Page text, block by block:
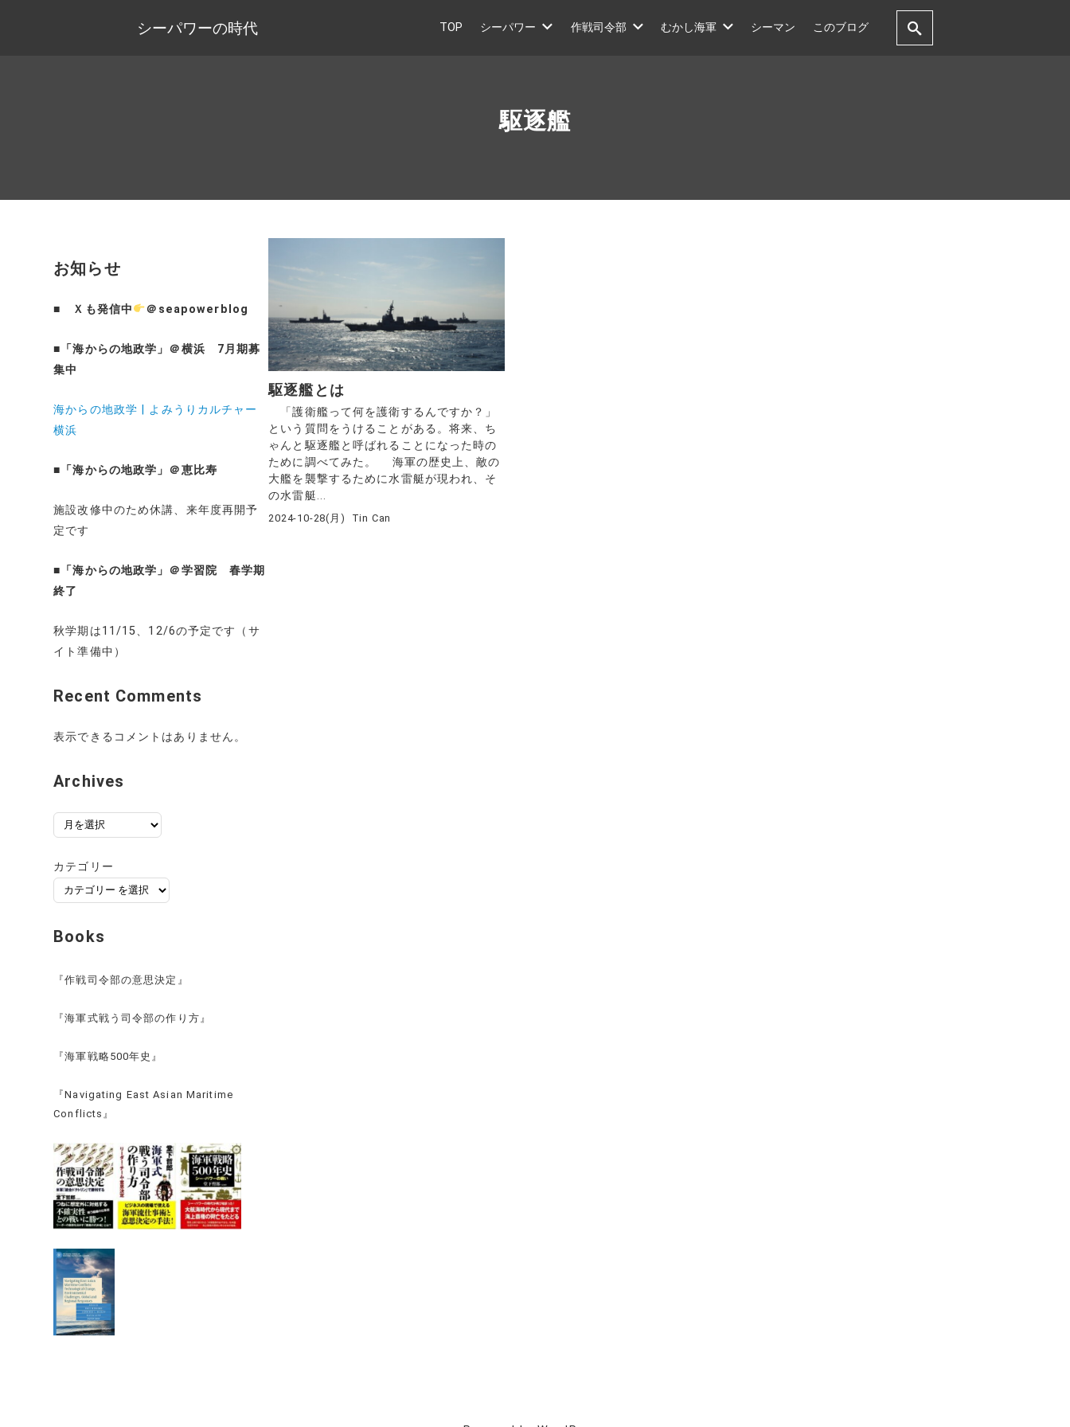
シーパワーの時代 TOP シーパワー 作戦司令部 むかし海軍 シーマン このブログ
駆逐艦
駆逐艦とは
「護衛艦って何を護衛するんですか？」
という質問をうけることがある。将来、ち
ゃんと駆逐艦と呼ばれることになった時の
ために調べてみた。 海軍の歴史上、敵の
大艦を襲撃するために水雷艇が現われ、そ
の水雷艇...
2024-10-28(月) Tin Can
お知らせ
■ Ｘも発信中 ＠seapowerblog
■ 「海からの地政学」＠横浜 7月期募
集中
海からの地政学 | よみうりカルチャー
横浜
■ 「海からの地政学」＠恵比寿
施設改修中のため休講、来年度再開予
定です
■ 「海からの地政学」＠学習院 春学期
終了
秋学期は11/15、12/6の予定です（サ
イト準備中）
Recent Comments
表示できるコメントはありません。
Archives
ー
カ
イ
ブ
カテゴリー
Books
『作戦司令部の意思決定』
『海軍式戦う司令部の作り方』
『海軍戦略500年史』
『Navigating East Asian Maritime
Conflicts』